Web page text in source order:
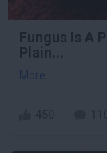
Fungus Is A
Plain...
More